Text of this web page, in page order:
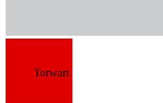
Torwart